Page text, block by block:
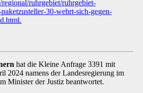
ruhrgebiet/ruhrgebiet-
30-wehrt-sich-gegen-
hat die Kleine Anfrage 3391 mit
2024 namens der Landesregierung im
Minister der Justiz beantwortet.